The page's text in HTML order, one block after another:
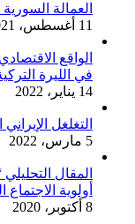
العمالة
11 أغسطس، 2021
الواقع
في الليرة
14 يناير، 2022
التغلغل
5 مارس، 2022
المقال
أولوية
8 أكتوبر، 2020